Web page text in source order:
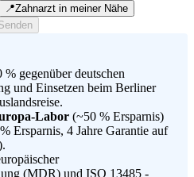
📍Zahnarzt in meiner Nähe
gegenüber deutschen
und Einsetzen beim Berliner
Labor (~50 % Ersparnis)
Ersparnis, 4 Jahre Garantie auf
(MDR) und ISO 13485 -